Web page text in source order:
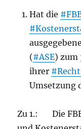
Hat die
(#ASE) zum
ihrer
Umsetzung
Zu 1.: Die